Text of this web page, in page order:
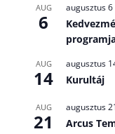
AUG
6
augusztus 6
AUG
14
augusztus
Kurultáj
AUG
21
augusztus
Arcus